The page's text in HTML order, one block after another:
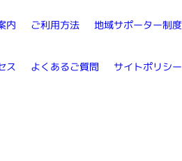
内 ご利用方法 地域サポーター制度
ス よくあるご質問 サイトポリシー